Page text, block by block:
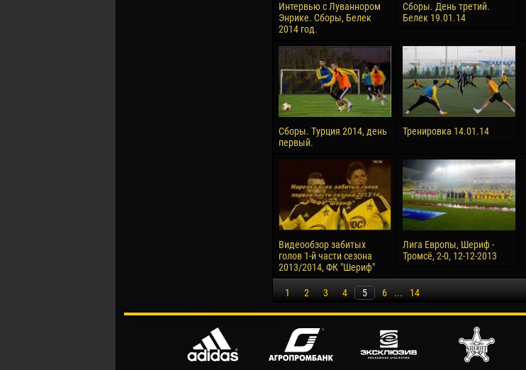
Интервью с Луваннором
Энрике. Сборы, Белек
2014 год.
Сборы. День третий.
Белек 19.01.14
Сборы. Турция 2014, день
первый.
Тренировка 14.01.14
Видеообзор забитых
голов 1-й части сезона
2013/2014, ФК "Шериф"
Лига Европы, Шериф -
Тромсё, 2-0, 12-12-2013
1 2 3 4 5 6 ... 14